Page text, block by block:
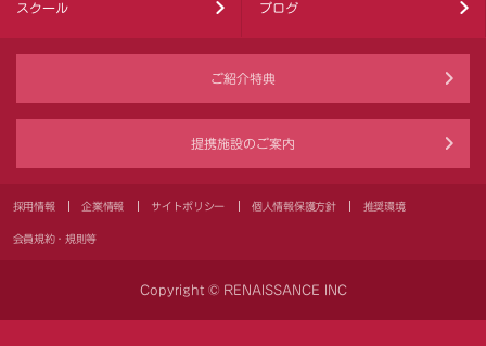
スクール ブログ
ご紹介特典
提携施設のご案内
採用情報 企業情報 サイトポリシー 個人情報保護方針 推奨環境
会員規約・規則等
Copyright © RENAISSANCE INC